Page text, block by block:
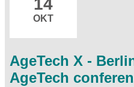
14
OKT
AgeTech X -
AgeTech